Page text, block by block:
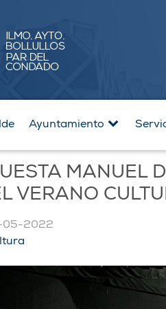
Ayuntamiento
MANUEL
VERANO
05-2022